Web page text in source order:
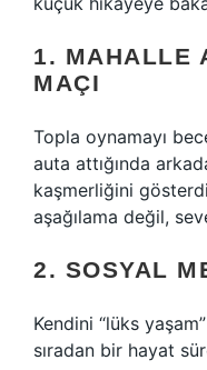
1. MAHALLE
MAÇI
Topla oynamayı
auta attığında
kaşmerliğini
aşağılama değil,
2. SOSYAL
Kendini “lüks
sıradan bir hayat